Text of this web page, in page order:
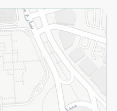
الاسترجاع
سياسة الخصوصية
قم بالتسجيل للنشرة